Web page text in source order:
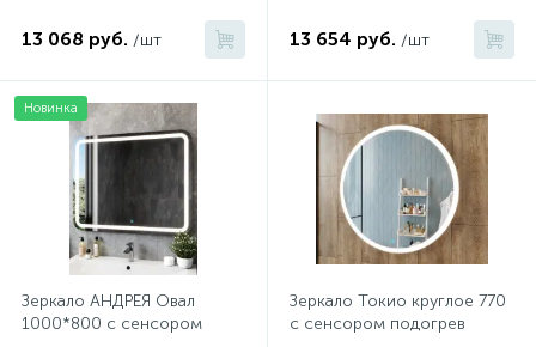
13 068 руб. /шт 13 654 руб. /шт
Новинка
Зеркало АНДРЕЯ Овал
1000*800 с сенсором
Зеркало Токио круглое 770
с сенсором подогрев